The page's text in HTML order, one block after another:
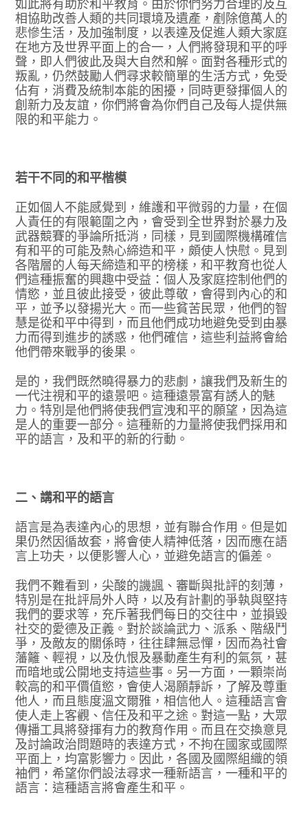
相協助改善人類的共同環境及遺產，剷除億萬人的
悲慘生活，及加強制度，以表達及促進人類大家庭
在地方及世界平面上的合一，人們將發現和平的呼
聲，即人們彼此及與大自然和解。面對各種形式的
叛亂，仍然鼓勵人們尋求較簡單的生活方式，免受
佔有，消費及統制本能的困擾，同時更發揮個人的
創新力及友誼，你們將會為你們自己及每人提供無
限的和平能力。
若干不同的和平楷模
正如個人不能感覺到，維護和平微弱的力量，在個
人責任的有限範圍之內，會受到全世界對於暴力及
武器競賽的爭論所抵消，同樣，見到國際機構確信
有和平的可能及熱心締造和平，頗使人快慰。見到
各階層的人每天締造和平的榜樣，和平教育也從人
們這種振奮的興趣中受益：個人及家庭控制他們的
情慾，並且彼此接受，彼此尊敬，會得到內心的和
平，並予以發揚光大。而一些貧苦民眾，他們的智
慧是從和平中得到，而且他們成功地避免受到由暴
力而得到進步的誘惑，他們確信，這些利益將會給
他們帶來戰爭的後果。
是的，我們既然曉得暴力的悲劇，讓我們及新生的
一代注視和平的遠景吧。這種遠景富有誘人的魅
力。特別是他們將使我們宣洩和平的願望，因為這
是人的重要一部分。這種新的力量將使我們採用和
平的語言，及和平的新的行動。
二、講和平的語言
語言是為表達內心的思想，並有聯合作用。但是如
果仍然因循故套，將會使人精神低落，因而應在語
言上功夫，以便影響人心，並避免語言的偏差。
我們不難看到，尖酸的譏諷、審斷與批評的刻薄，
特別是在批評局外人時，以及有計劃的爭執與堅持
我們的要求等，充斥著我們每日的交往中，並損毀
社交的愛德及正義。對於談論武力、派系、階級鬥
爭，及敵友的關係時，往往肆無忌憚，因而為社會
藩籬、輕視，以及仇恨及暴動產生有利的氣氛，甚
而暗地或公開地支持這些事。另一方面，一顆崇尚
較高的和平價值慾，會使人渴願靜訴，了解及尊重
他人，而且態度溫文爾雅，相信他人。這種語言會
使人走上客觀、信任及和平之途。對這一點，大眾
傳播工具將發揮有力的教育作用。而且在交換意見
及討論政治問題時的表達方式，不拘在國家或國際
平面上，均富影響力。因此，各國及國際組織的領
袖們，希望你們設法尋求一種新語言，一種和平的
語言：這種語言將會產生和平。